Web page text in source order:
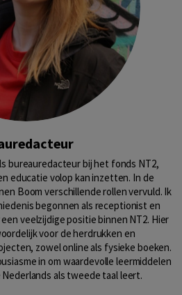
bureauredacteur bij het fonds NT2,
educatie volop kan inzetten. In de
Boom verschillende rollen vervuld. Ik
begonnen als receptionist en
veelzijdige positie binnen NT2. Hier
voor de herdrukken en
zowel online als fysieke boeken.
in om waardevolle leermiddelen
als tweede taal leert.